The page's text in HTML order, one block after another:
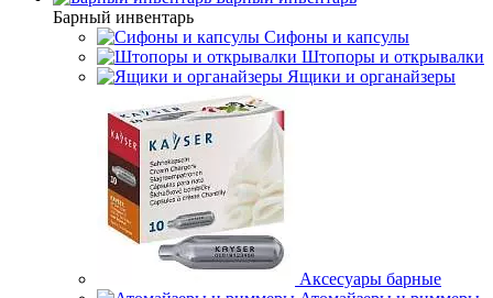
Барный инвентарь
Сифоны и капсулы
Штопоры и открывалки
Ящики и органайзеры
Аксесуары барные